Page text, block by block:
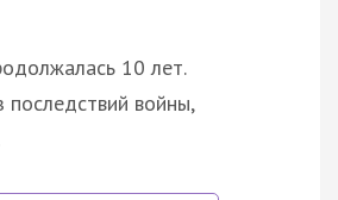
10 лет.
последствий войны,